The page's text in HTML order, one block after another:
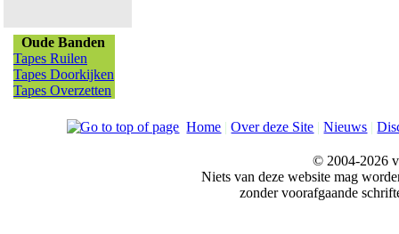
Oude Banden
Tapes Ruilen
Tapes Doorkijken
Tapes Overzetten
Home |Over deze Site |Nieuws |
© 2004-2026
Niets van deze website mag
zonder voorafgaande